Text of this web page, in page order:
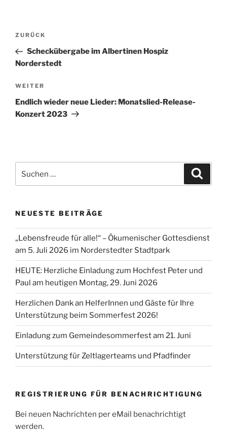
Beitragsnavigation
Vorheriger
Beitrag
ZURÜCK
Scheckübergabe im Albertinen Hospiz
Norderstedt
Nächster
Beitrag
WEITER
Endlich wieder neue Lieder: Monatslied-Release-
Konzert 2023
nach:
NEUESTE BEITRÄGE
„Lebensfreude für alle!“ – Ökumenischer Gottesdienst
am 5. Juli 2026 im Norderstedter Stadtpark
HEUTE: Herzliche Einladung zum Hochfest Peter und
Paul am heutigen Montag, 29. Juni 2026
Herzlichen Dank an HelferInnen und Gäste für Ihre
Unterstützung beim Sommerfest 2026!
Einladung zum Gemeindesommerfest am 21. Juni
Unterstützung für Zeltlagerteams und Pfadfinder
REGISTRIERUNG FÜR BENACHRICHTIGUNG
Bei neuen Nachrichten per eMail benachrichtigt
werden.